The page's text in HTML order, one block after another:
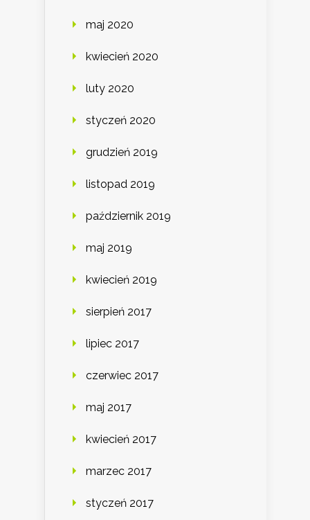
maj 2020
kwiecień 2020
luty 2020
styczeń 2020
grudzień 2019
listopad 2019
październik 2019
maj 2019
kwiecień 2019
sierpień 2017
lipiec 2017
czerwiec 2017
maj 2017
kwiecień 2017
marzec 2017
styczeń 2017